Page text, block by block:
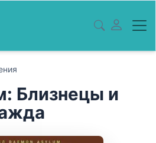
Близнецы и